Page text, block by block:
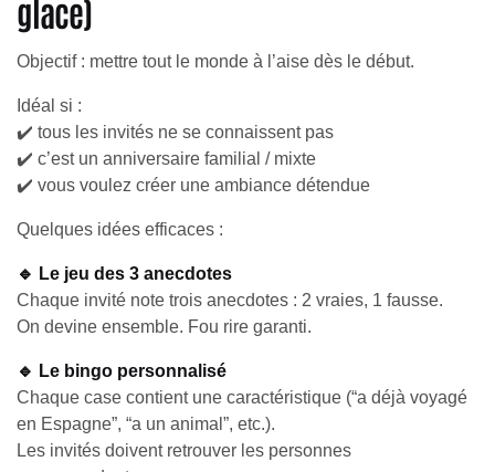
glace)
Objectif : mettre tout le monde à l’aise dès le début.
Idéal si :
✔️ tous les invités ne se connaissent pas
✔️ c’est un anniversaire familial / mixte
✔️ vous voulez créer une ambiance détendue
Quelques idées efficaces :
🔹 Le jeu des 3 anecdotes
Chaque invité note trois anecdotes : 2 vraies, 1 fausse.
On devine ensemble. Fou rire garanti.
🔹 Le bingo personnalisé
Chaque case contient une caractéristique (“a déjà voyagé
en Espagne”, “a un animal”, etc.).
Les invités doivent retrouver les personnes